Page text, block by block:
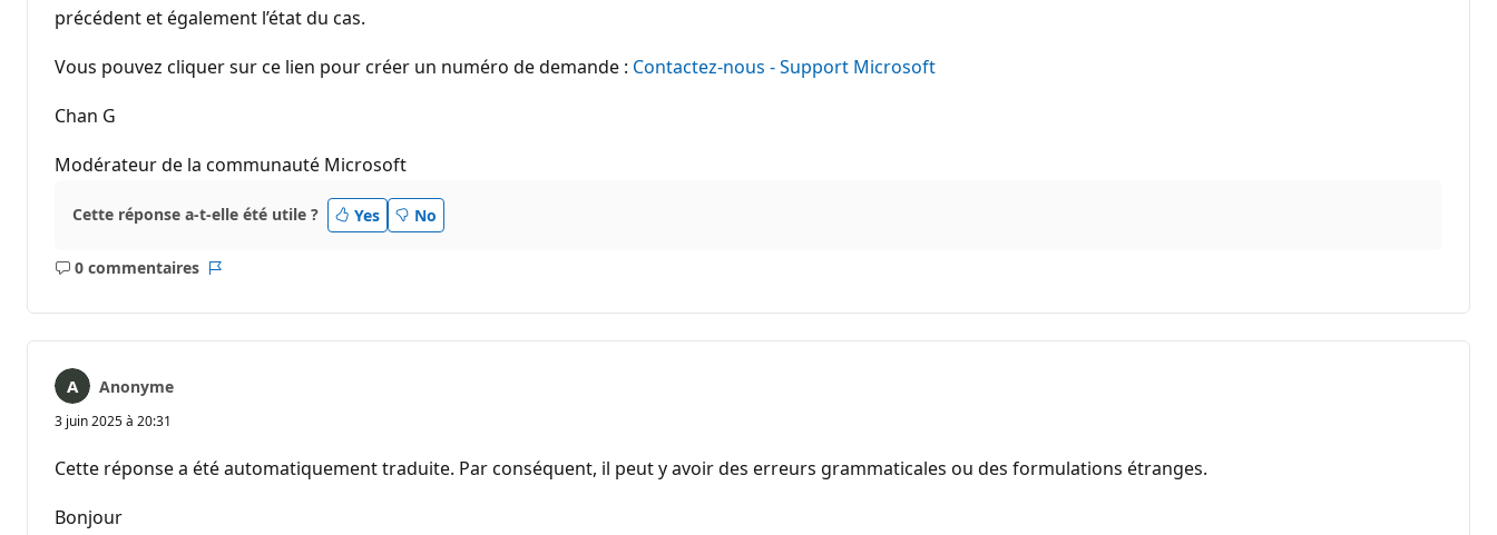
précédent et également l’état du cas.
Vous pouvez cliquer sur ce lien pour créer un numéro de demande : Contactez-nous - Support Microsoft
Chan G
Modérateur de la communauté Microsoft
Cette réponse a-t-elle été utile ? Yes No
0 commentaires
Aucun
Anonyme
3 juin 2025 à 20:31
Cette réponse a été automatiquement traduite. Par conséquent, il peut y avoir des erreurs grammaticales ou des formulations étranges.
Bonjour